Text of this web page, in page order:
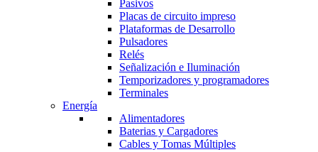
Pasivos
Placas de circuito impreso
Plataformas de Desarrollo
Pulsadores
Relés
Señalización e Iluminación
Temporizadores y programadores
Terminales
Energía
Alimentadores
Baterias y Cargadores
Cables y Tomas Múltiples